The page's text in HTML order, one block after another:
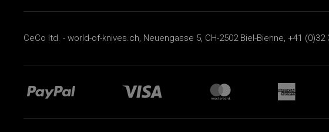
CeCo ltd. - world-of-knives.ch, Neuengasse 5, CH-2502 Biel-Bienne, +41 (0)32